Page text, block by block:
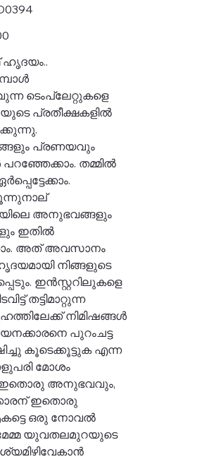
ഹൃദയം..
ടെംപ്ലേറ്റുകളെ
പ്രതീക്ഷകളിൽ
പ്രണയവും
തമ്മിൽ
അനുഭവങ്ങളും
ഇതിൽ
അത് അവസാനം
നിങ്ങളുടെ
ഇൻസ്റ്ററിലുകളെ
തട്ടിമാറ്റുന്ന
നിമിഷങ്ങൾ
പുറംചട്ട
കൂടെക്കൂട്ടുക എന്ന
മോശം
ഇതൊരു അനുഭവവും,
ഇതൊരു
ഒരു നോവൽ
യുവതലമുറയുടെ